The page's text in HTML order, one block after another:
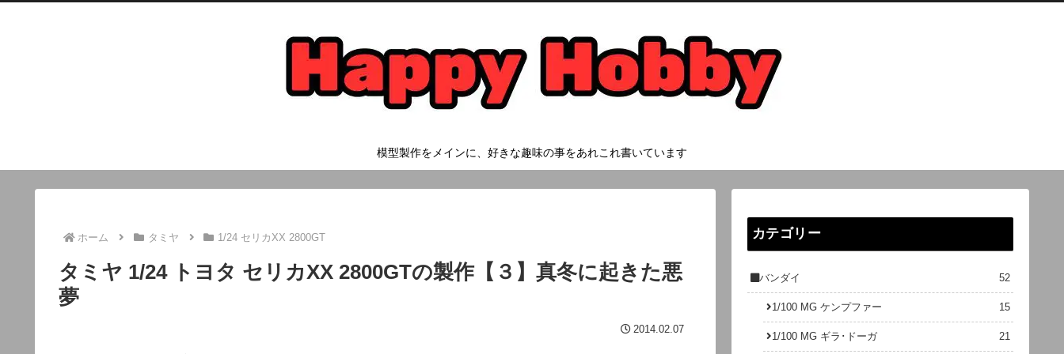
模型製作をメインに、好きな趣味の事をあれこれ書いています
ホーム タミヤ 1/24 セリカXX 2800GT
タミヤ 1/24 トヨタ セリカXX 2800GTの製作【３】真冬に起きた悪
夢
2014.02.07
カテゴリー
バンダイ 52
1/100 MG ケンプファー 15
1/100 MG ギラ･ドーガ 21